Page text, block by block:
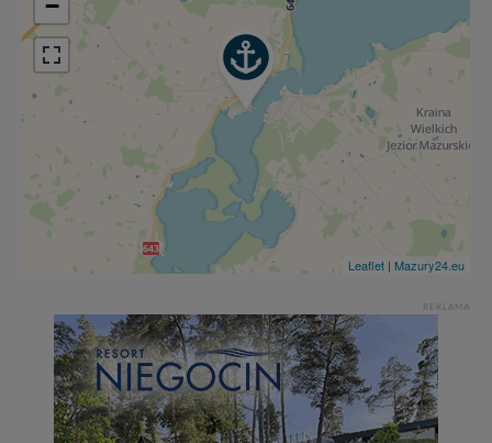
−
Leaflet | Mazury24.eu
REKLAMA